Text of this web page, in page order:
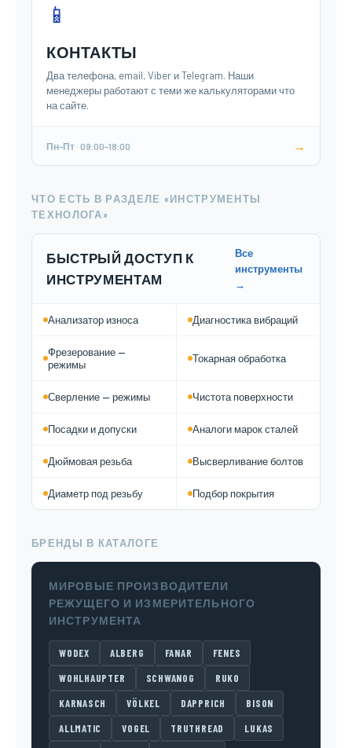
📱
КОНТАКТЫ
Два телефона, email, Viber и Telegram. Наши
менеджеры работают с теми же калькуляторами что
на сайте.
Пн–Пт · 09:00–18:00 →
ЧТО ЕСТЬ В РАЗДЕЛЕ «ИНСТРУМЕНТЫ
ТЕХНОЛОГА»
БЫСТРЫЙ ДОСТУП К
ИНСТРУМЕНТАМ
Все
инструменты
→
Анализатор износа Диагностика вибраций
Фрезерование —
режимы
Токарная обработка
Сверление — режимы Чистота поверхности
Посадки и допуски Аналоги марок сталей
Дюймовая резьба Высверливание болтов
Диаметр под резьбу Подбор покрытия
БРЕНДЫ В КАТАЛОГЕ
МИРОВЫЕ ПРОИЗВОДИТЕЛИ
РЕЖУЩЕГО И ИЗМЕРИТЕЛЬНОГО
ИНСТРУМЕНТА
WODEX ALBERG FANAR
FENES
WOHLHAUPTER
SCHWANOG
RUKO
KARNASCH
VÖLKEL DAPPRICH
BISON
ALLMATIC
VOGEL TRUTHREAD
LUKAS